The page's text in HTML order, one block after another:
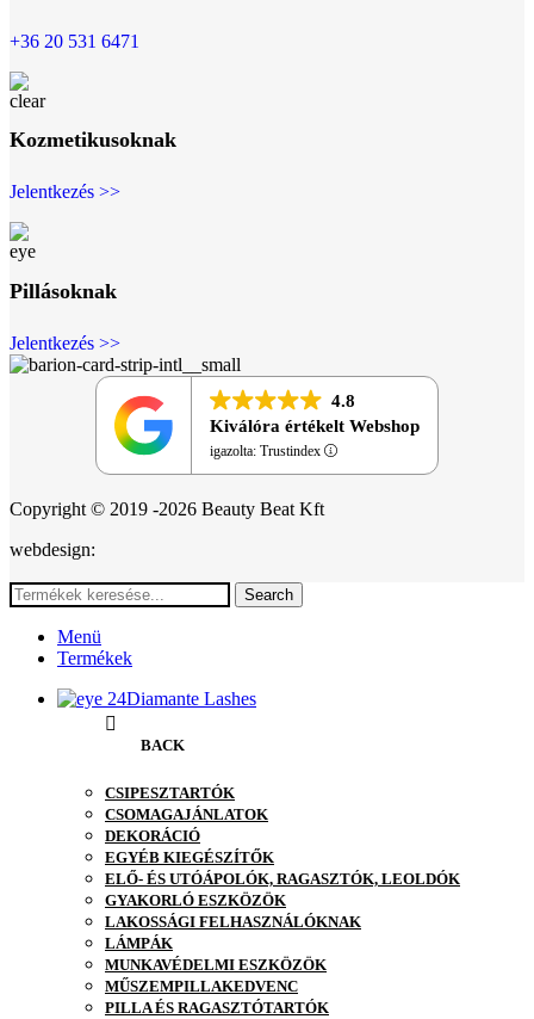
+36 20 531 6471
Kozmetikusoknak
Jelentkezés >>
Pillásoknak
Jelentkezés >>
4.8
Kiválóra értékelt Webshop
igazolta: Trustindex
Copyright © 2019 -2026 Beauty Beat Kft
webdesign:
Search
Menü
Termékek
Diamante Lashes
BACK
CSIPESZTARTÓK
CSOMAGAJÁNLATOK
DEKORÁCIÓ
EGYÉB KIEGÉSZÍTŐK
ELŐ- ÉS UTÓÁPOLÓK, RAGASZTÓK, LEOLDÓK
GYAKORLÓ ESZKÖZÖK
LAKOSSÁGI FELHASZNÁLÓKNAK
LÁMPÁK
MUNKAVÉDELMI ESZKÖZÖK
MŰSZEMPILLAKEDVENC
PILLA ÉS RAGASZTÓTARTÓK